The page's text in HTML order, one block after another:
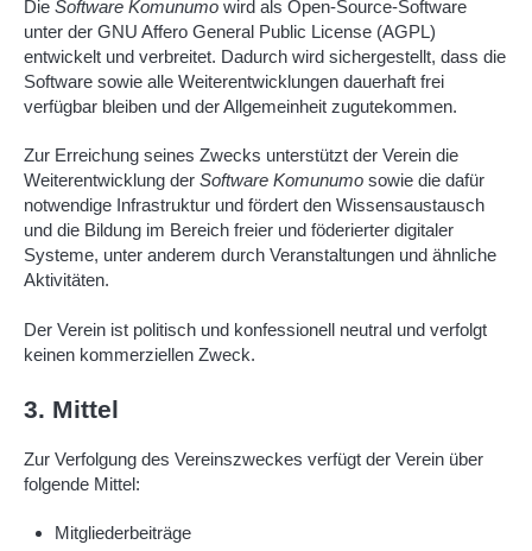
Die Software Komunumo wird als Open-Source-Software
unter der GNU Affero General Public License (AGPL)
entwickelt und verbreitet. Dadurch wird sichergestellt, dass die
Software sowie alle Weiterentwicklungen dauerhaft frei
verfügbar bleiben und der Allgemeinheit zugutekommen.
Zur Erreichung seines Zwecks unterstützt der Verein die
Weiterentwicklung der Software Komunumo sowie die dafür
notwendige Infrastruktur und fördert den Wissensaustausch
und die Bildung im Bereich freier und föderierter digitaler
Systeme, unter anderem durch Veranstaltungen und ähnliche
Aktivitäten.
Der Verein ist politisch und konfessionell neutral und verfolgt
keinen kommerziellen Zweck.
3. Mittel
Zur Verfolgung des Vereinszweckes verfügt der Verein über
folgende Mittel:
Mitgliederbeiträge